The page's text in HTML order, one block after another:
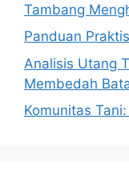
Tambang
Panduan
Analisis Utang
Membedah
Komunitas